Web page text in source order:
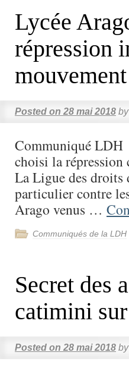
Lycée
répression
Posted on 28 mai 2018 by
Communiqué LDH
choisi la répression
La Ligue des droits
particulier contre
Arago venus …
Communiqués de la LDH
Secret des
catimini
Posted on 28 mai 2018 by